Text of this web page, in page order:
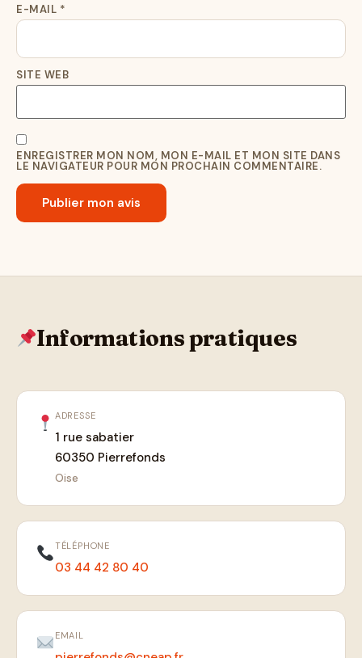
E-MAIL *
SITE WEB
ENREGISTRER MON NOM, MON E-MAIL ET MON SITE DANS
LE NAVIGATEUR POUR MON PROCHAIN COMMENTAIRE.
Informations pratiques
ADRESSE
1 rue sabatier
60350 Pierrefonds
Oise
TÉLÉPHONE
03 44 42 80 40
EMAIL